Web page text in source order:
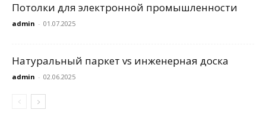
Потолки для электронной промышленности
admin - 01.07.2025
Натуральный паркет vs инженерная доска
admin - 02.06.2025